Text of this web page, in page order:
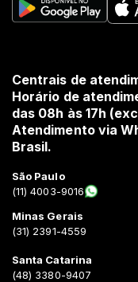
Centrais de
Horário de
das 08h às 17h
Atendimento via
Brasil.
São Paulo
(11) 4003-9016
Minas Gerais
(31) 2391-4559
Santa Catarina
(48) 3380-9407